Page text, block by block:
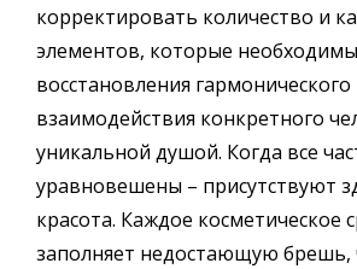
корректировать количество и
элементов, которые
восстановления гармонического
взаимодействия конкретного
уникальной душой. Когда все
уравновешены – присутствуют
красота. Каждое косметическое
заполняет недостающую брешь,